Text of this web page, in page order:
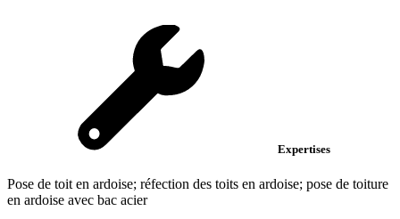
Expertises
Pose de toit en ardoise; réfection des toits en ardoise; pose de toiture
en ardoise avec bac acier